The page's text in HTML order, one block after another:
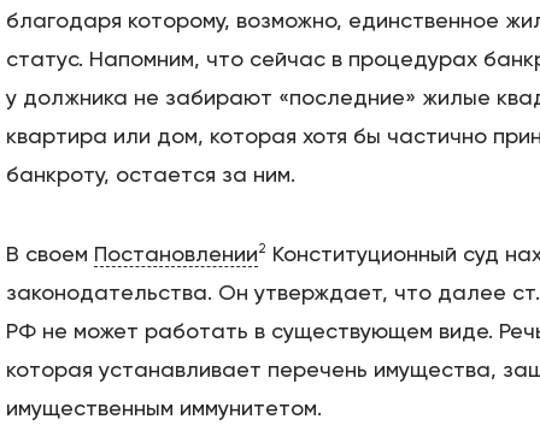
благодаря которому, возможно, единственное
статус. Напомним, что сейчас в процедурах
у должника не забирают «последние» жилые
квартира или дом, которая хотя бы частично
банкроту, остается за ним.
В своем Постановлении 2
Конституционный суд
законодательства. Он утверждает, что далее
РФ не может работать в существующем виде.
которая устанавливает перечень имущества,
имущественным иммунитетом.